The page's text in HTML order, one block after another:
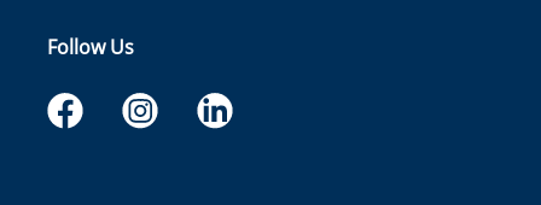
Follow Us